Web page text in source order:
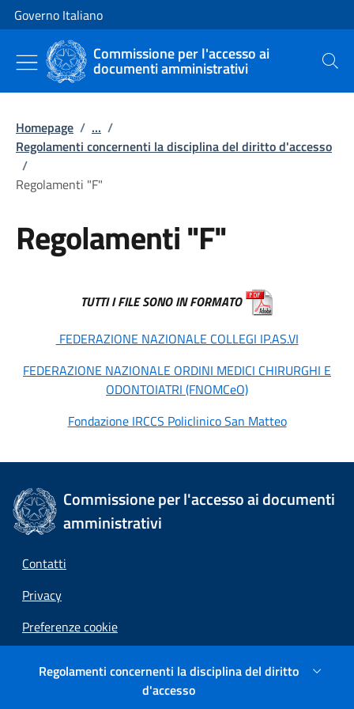
Vai al contenuto
Vai alla navigazione del sito
Governo Italiano
Commissione per l'accesso ai
documenti amministrativi Cerca
Homepage / ... /
Regolamenti concernenti la disciplina del diritto d'accesso
/
Regolamenti "F"
Regolamenti "F"
TUTTI I FILE SONO IN FORMATO
FEDERAZIONE NAZIONALE COLLEGI IP.AS.VI
FEDERAZIONE NAZIONALE ORDINI MEDICI CHIRURGHI E
ODONTOIATRI (FNOMCeO)
Fondazione IRCCS Policlinico San Matteo
Regolamenti concernenti la disciplina del diritto
d'accesso
Commissione per l'accesso ai documenti
amministrativi
Contatti
Privacy
Preferenze cookie